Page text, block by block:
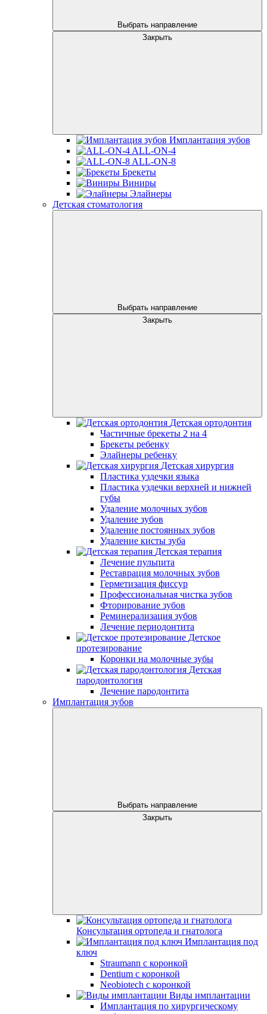
Выбрать направление
Закрыть
Имплантация зубов
ALL-ON-4
ALL-ON-8
Брекеты
Виниры
Элайнеры
Детская стоматология
Выбрать направление
Закрыть
Детская ортодонтия
Частичные брекеты 2 на 4
Брекеты ребенку
Элайнеры ребенку
Детская хирургия
Пластика уздечки языка
Пластика уздечки верхней и нижней
губы
Удаление молочных зубов
Удаление зубов
Удаление постоянных зубов
Удаление кисты зуба
Детская терапия
Лечение пульпита
Реставрация молочных зубов
Герметизация фиссур
Профессиональная чистка зубов
Фторирование зубов
Реминерализация зубов
Лечение периодонтита
Детское
протезирование
Коронки на молочные зубы
Детская
пародонтология
Лечение пародонтита
Имплантация зубов
Выбрать направление
Закрыть
Консультация ортопеда и гнатолога
Имплантация под
ключ
Straumann с коронкой
Dentium с коронкой
Neobiotech с коронкой
Виды имплантации
Имплантация по хирургическому